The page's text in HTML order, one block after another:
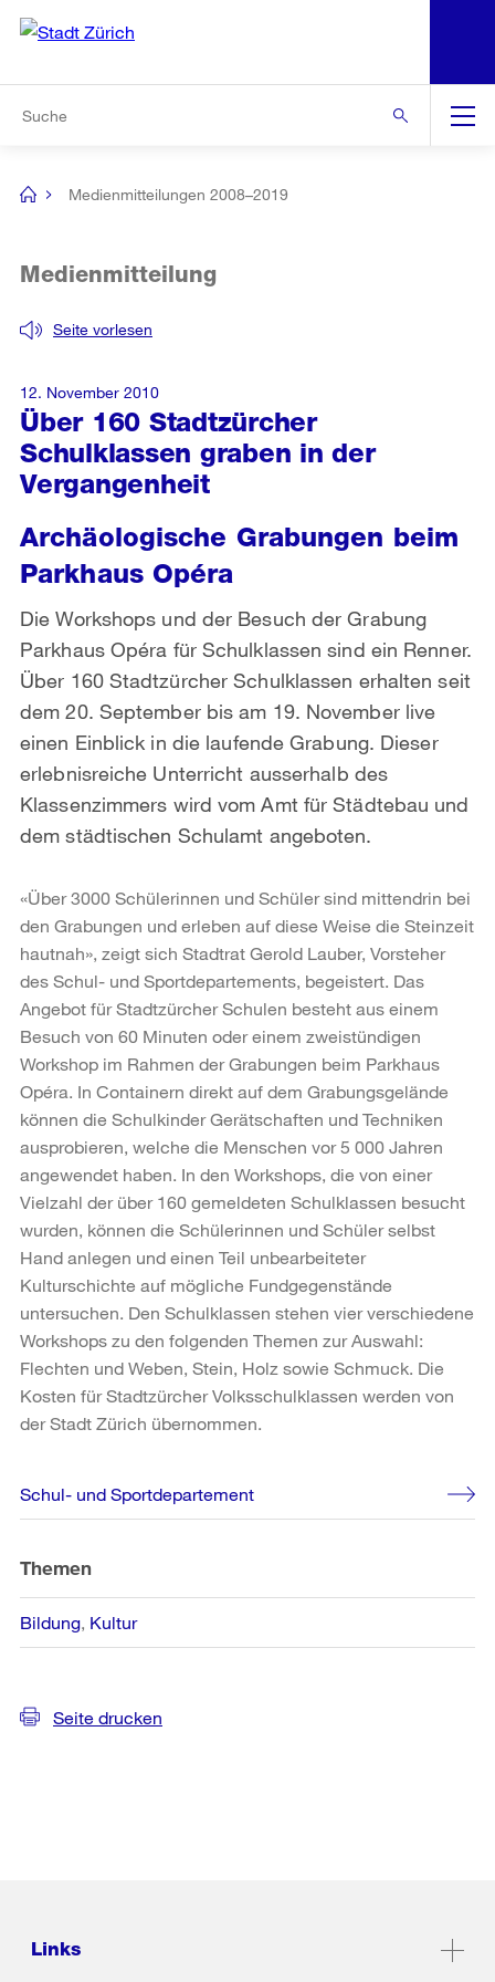
Navigation
[no
Medienmitteilungen 2008–2019
Über 160 Stadtzürcher
Schulklassen graben in der
Vergangenheit
Seite vorlesen
Medienmitteilung
Archäologische Grabungen beim
Parkhaus Opéra
Die Workshops und der Besuch der Grabung
Parkhaus Opéra für Schulklassen sind ein Renner.
Über 160 Stadtzürcher Schulklassen erhalten seit
dem 20. September bis am 19. November live
einen Einblick in die laufende Grabung. Dieser
erlebnisreiche Unterricht ausserhalb des
Klassenzimmers wird vom Amt für Städtebau und
dem städtischen Schulamt angeboten.
12. November 2010
«Über 3000 Schülerinnen und Schüler sind mittendrin bei
den Grabungen und erleben auf diese Weise die Steinzeit
hautnah», zeigt sich Stadtrat Gerold Lauber, Vorsteher
des Schul- und Sportdepartements, begeistert. Das
Angebot für Stadtzürcher Schulen besteht aus einem
Besuch von 60 Minuten oder einem zweistündigen
Workshop im Rahmen der Grabungen beim Parkhaus
Opéra. In Containern direkt auf dem Grabungsgelände
können die Schulkinder Gerätschaften und Techniken
ausprobieren, welche die Menschen vor 5 000 Jahren
angewendet haben. In den Workshops, die von einer
Vielzahl der über 160 gemeldeten Schulklassen besucht
wurden, können die Schülerinnen und Schüler selbst
Hand anlegen und einen Teil unbearbeiteter
Kulturschichte auf mögliche Fundgegenstände
untersuchen. Den Schulklassen stehen vier verschiedene
Workshops zu den folgenden Themen zur Auswahl:
Flechten und Weben, Stein, Holz sowie Schmuck. Die
Kosten für Stadtzürcher Volksschulklassen werden von
der Stadt Zürich übernommen.
Weitere
Informationen
Schul- und Sportdepartement
Themen
Bildung Kultur
Seite drucken
Links